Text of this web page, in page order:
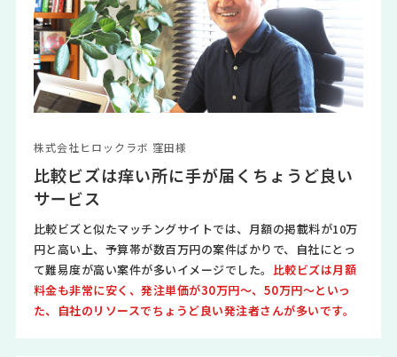
株式会社ヒロックラボ 窪田様
比較ビズは痒い所に手が届くちょうど良い
サービス
比較ビズと似たマッチングサイトでは、月額の掲載料が10万
円と高い上、予算帯が数百万円の案件ばかりで、自社にとっ
て難易度が高い案件が多いイメージでした。 比較ビズは月額
料金も非常に安く、発注単価が30万円～、50万円～といっ
た、自社のリソースでちょうど良い発注者さんが多いです。